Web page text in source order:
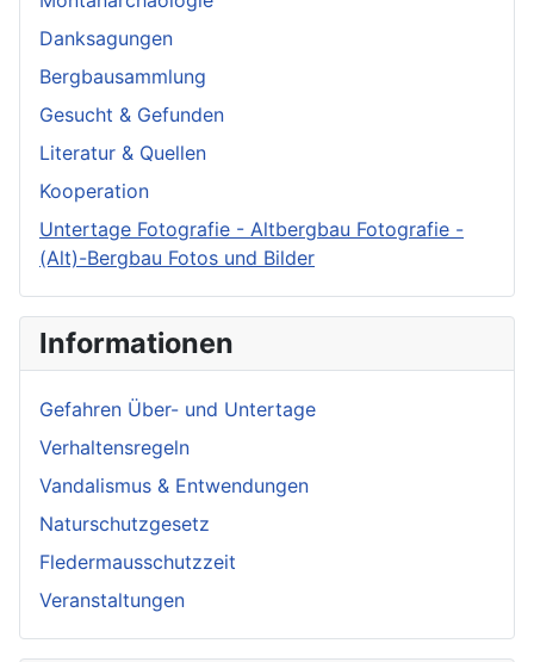
Danksagungen
Bergbausammlung
Gesucht & Gefunden
Literatur & Quellen
Kooperation
Untertage Fotografie - Altbergbau Fotografie -
(Alt)-Bergbau Fotos und Bilder
Informationen
Gefahren Über- und Untertage
Verhaltensregeln
Vandalismus & Entwendungen
Naturschutzgesetz
Fledermausschutzzeit
Veranstaltungen